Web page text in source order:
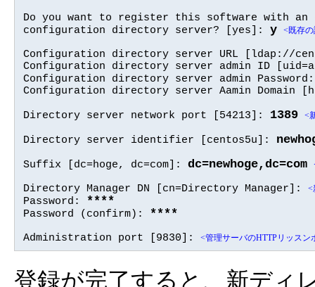
Do you want to register this software with an
configuration directory server? [yes]: y <既存
Configuration directory server URL [ldap://
Configuration directory server admin ID
Configuration directory server admin
Configuration directory server Aamin Domain
Directory server network port [54213]: 1389 <
Directory server identifier [centos5u]:
Suffix [dc=hoge, dc=com]: dc=newhoge,dc=com
Directory Manager DN [cn=Directory Manager]: <
Password: ****
Password (confirm): ****
Administration port [9830]: <管理サーバのHTTPリッス
登録が完了すると、新ディ